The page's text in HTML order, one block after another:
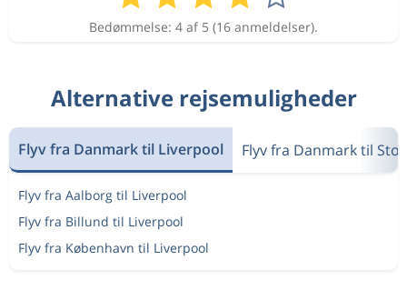
Bedømmelse: 4 af 5 (16 anmeldelser).
Alternative rejsemuligheder
Flyv fra Danmark til Liverpool Flyv fra Danmark til
Flyv fra Aalborg til Liverpool
Flyv fra Billund til Liverpool
Flyv fra København til Liverpool